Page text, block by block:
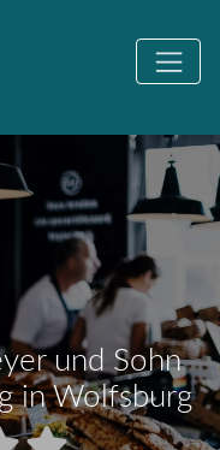
und Sohn
in Wolfsburg